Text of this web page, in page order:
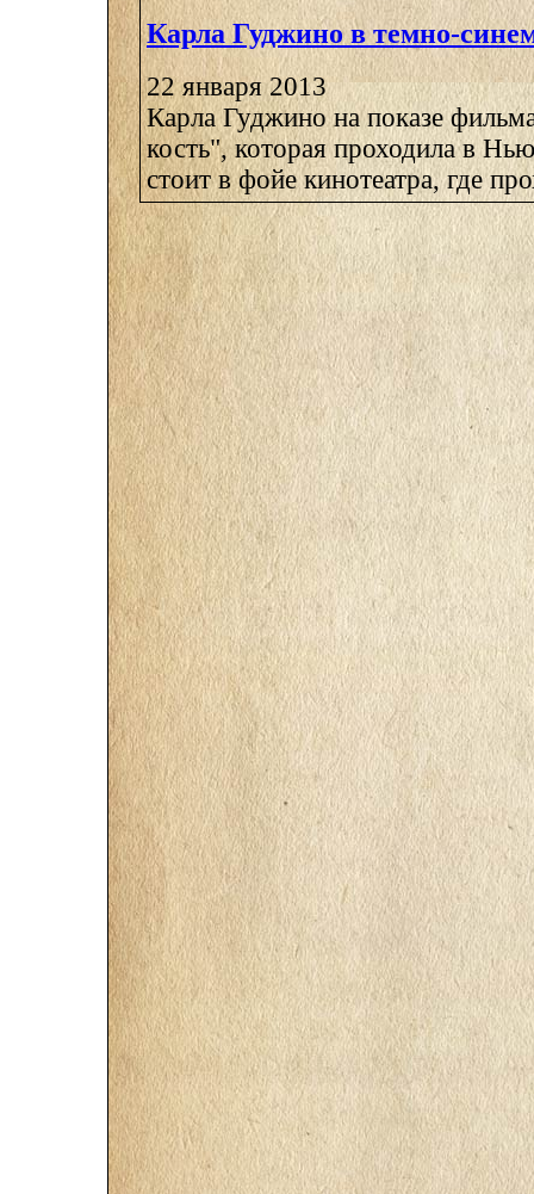
Карла Гуджино в темно-
22 января 2013
Карла Гуджино на показе
кость", которая проходила в
стоит в фойе кинотеатра, где